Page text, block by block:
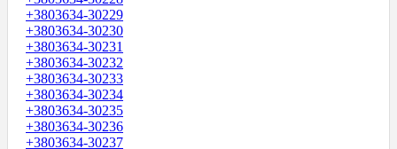
+3803634-30229
+3803634-30230
+3803634-30231
+3803634-30232
+3803634-30233
+3803634-30234
+3803634-30235
+3803634-30236
+3803634-30237